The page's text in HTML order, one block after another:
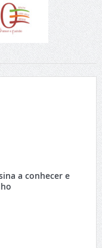
a conhecer e